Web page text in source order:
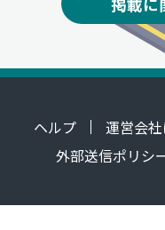
ヘルプ 運営会
外部送信ポリシ